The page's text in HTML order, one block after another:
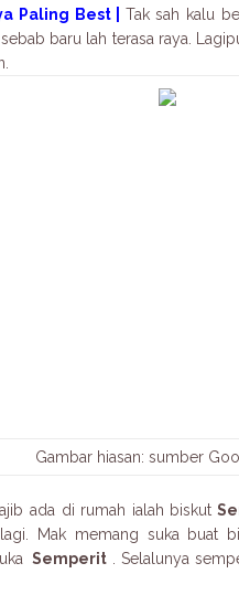
Paling Best |
Tak sah kalu
baru lah terasa raya.
Gambar hiasan: sumber
ada di rumah ialah biskut
Mak memang suka buat
Semperit . Selalunya